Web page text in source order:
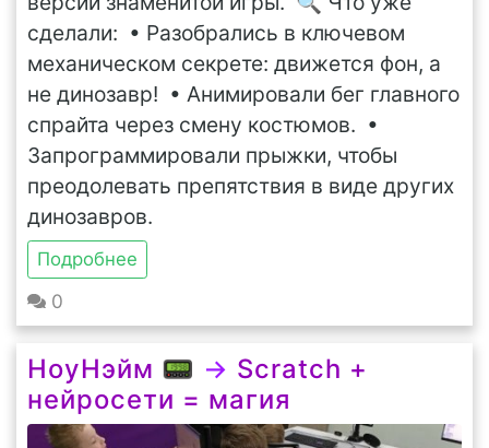
сделали: • Разобрались в ключевом
механическом секрете: движется фон, а
не динозавр! • Анимировали бег главного
спрайта через смену костюмов. •
Запрограммировали прыжки, чтобы
преодолевать препятствия в виде других
динозавров.
Подробнее
0
НоуНэйм 📟 → Scratch +
нейросети = магия